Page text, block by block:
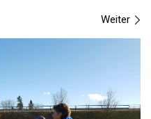
Weiter